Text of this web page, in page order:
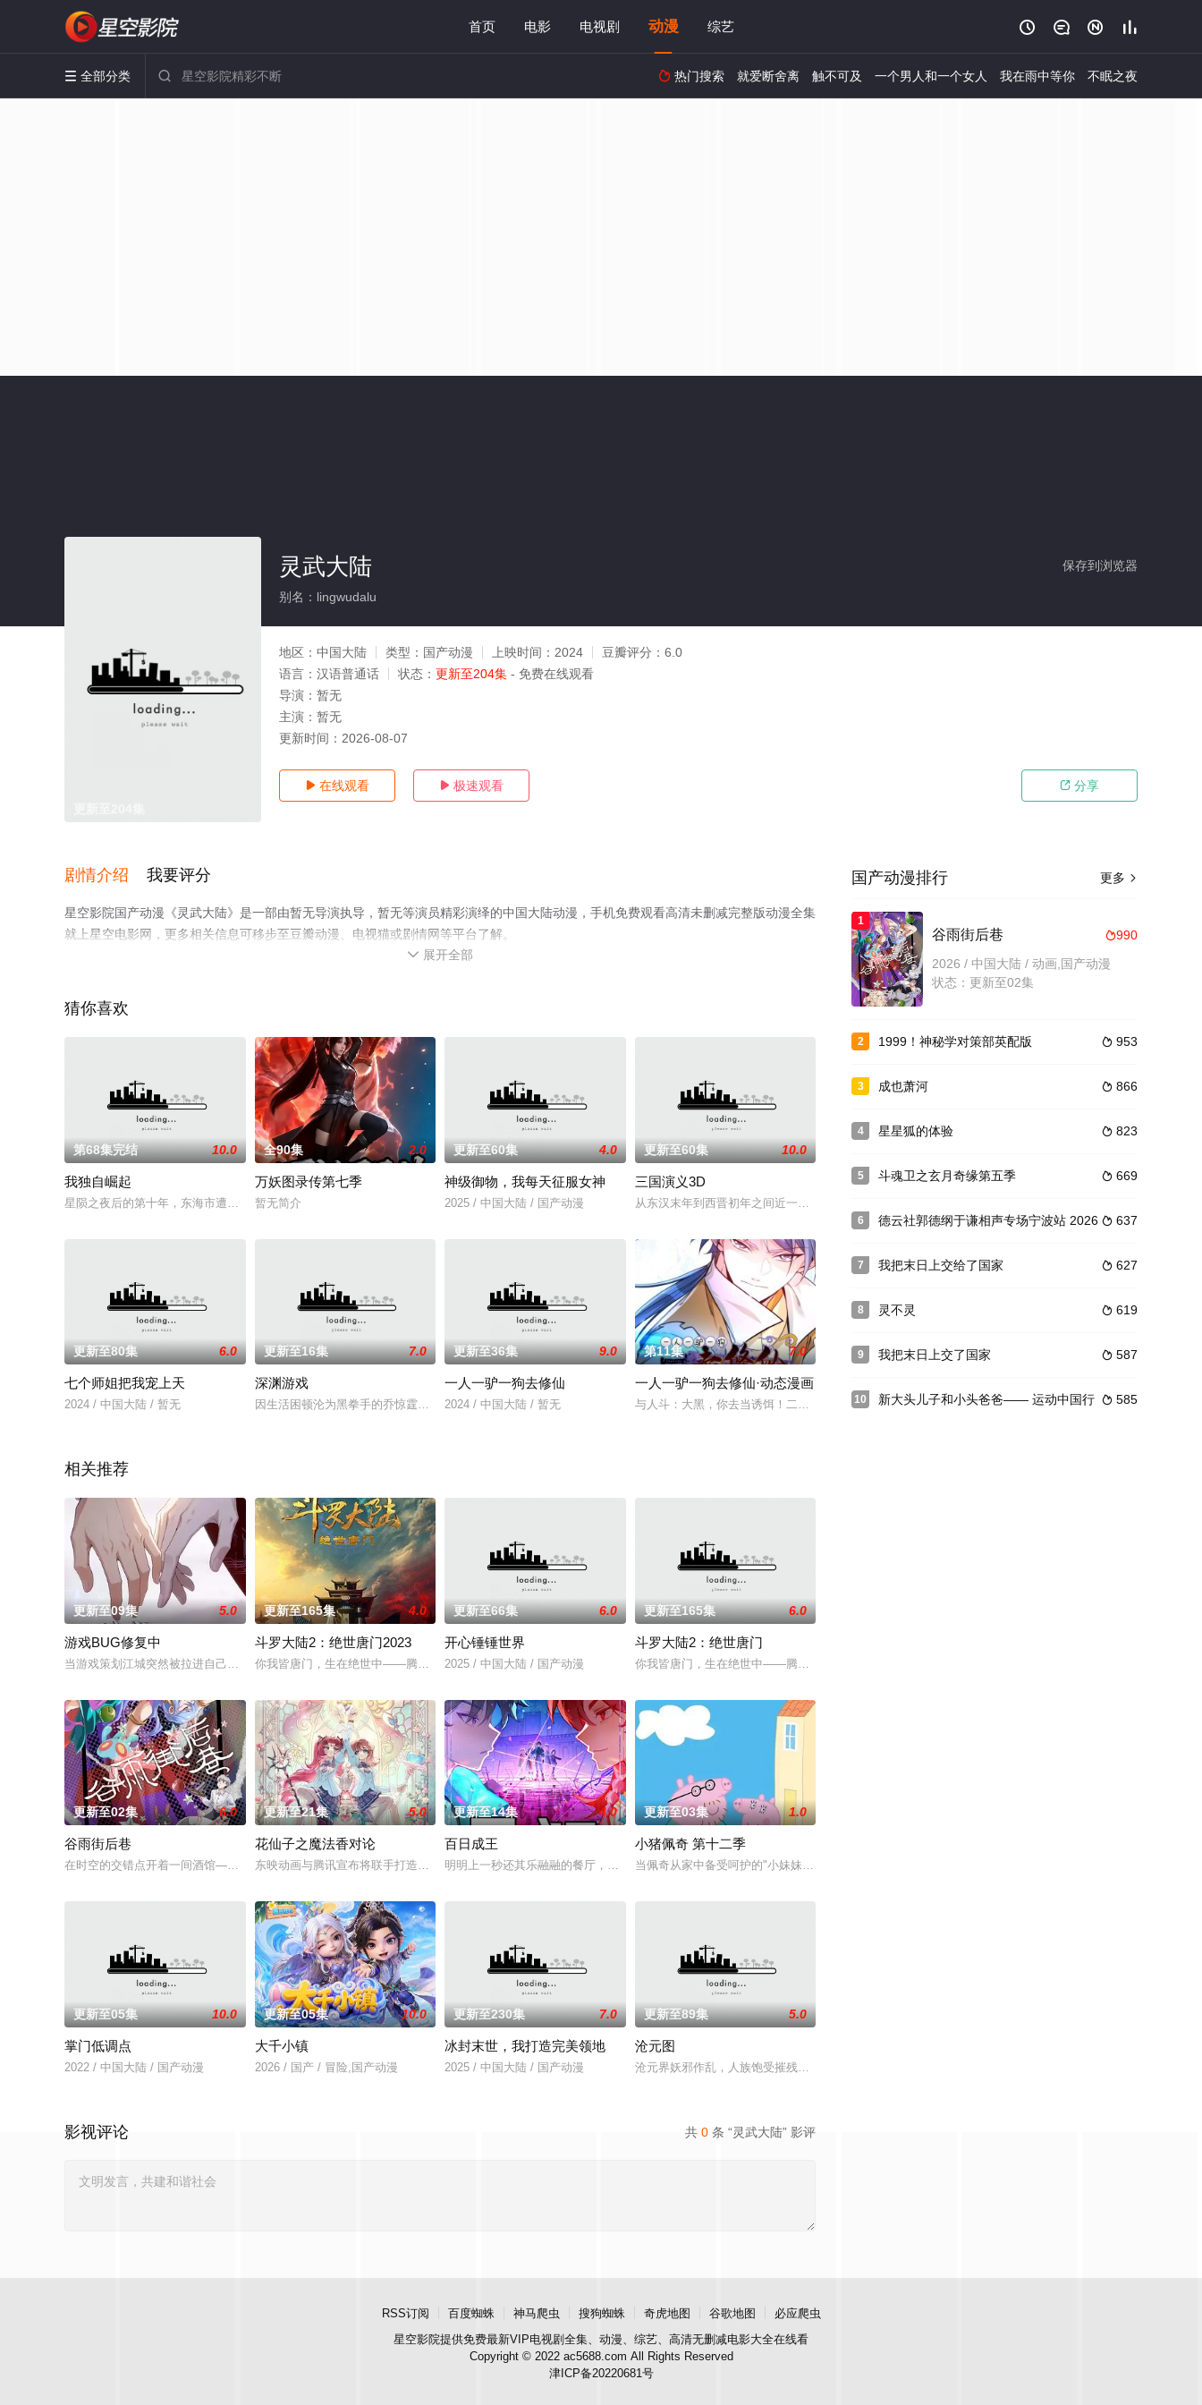
首页 电影 电视剧 动漫 综艺    
 全部分类   热门搜索 就爱断舍离 触不可及 一个男人和一个女人 我在雨中等你 不眠之夜
保存到浏览器
灵武大陆
别名：lingwudalu
地区： 中国大陆 类型： 国产动漫 上映时间： 2024 豆瓣评分： 6.0
语言： 汉语普通话 状态： 更新至204集 - 免费在线观看
导演： 暂无
主演： 暂无
更新时间： 2026-08-07
 在线观看  极速观看  分享
剧情介绍 我要评分
星空影院国产动漫《灵武大陆》是一部由暂无导演执导，暂无等演员精彩演绎的中国大陆动漫，手机免费观看高清未删减完整版动漫全集
就上星空电影网，更多相关信息可移步至豆瓣动漫、电视猫或剧情网等平台了解。
 展开全部
猜你喜欢
第68集完结 10.0
我独自崛起
星陨之夜后的第十年，东海市遭遇前所未有的兽潮，期间守卫者左辉因擅离职守而犯叛国罪，被判死刑，缓刑十年。八年后，背负着'叛
全90集 2.0
万妖图录传第七季
暂无简介
更新至60集 4.0
神级御物，我每天征服女神
2025 / 中国大陆 / 国产动漫
更新至60集 10.0
三国演义3D
从东汉末年到西晋初年之间近一百年的历史风云，以描写战争为主，反映了东汉末年的群雄割据混战和魏、蜀
更新至80集 6.0
七个师姐把我宠上天
2024 / 中国大陆 / 暂无
更新至16集 7.0
深渊游戏
因生活困顿沦为黑拳手的乔惊霆，在一场交通事故后醒来，发现自己来到一个陌生世界。这里科技远高于他的认知，让人仿佛置身未来，
更新至36集 9.0
一人一驴一狗去修仙
2024 / 中国大陆 / 暂无
第11集 7.0
一人一驴一狗去修仙·动态漫画
与人斗：大黑，你去当诱饵！二驴，你踹他屁股，我敲他后脑勺！与妖斗：大黑，五步倒三倍量！二驴，捆妖
相关推荐
更新至09集 5.0
游戏BUG修复中
当游戏策划江城突然被拉进自己精心打造的数字世界时，他原本以为能在这片熟悉的地方游刃有余。然而，令他震惊的是，游戏中强大无
更新至165集 4.0
斗罗大陆2：绝世唐门2023
你我皆唐门，生在绝世中——腾讯视频《斗罗大陆绝世唐门》动画正式启动！
更新至66集 6.0
开心锤锤世界
2025 / 中国大陆 / 国产动漫
更新至165集 6.0
斗罗大陆2：绝世唐门
你我皆唐门，生在绝世中——腾讯视频《斗罗大陆绝世唐门》动画正式启动！
更新至02集 6.0
谷雨街后巷
在时空的交错点开着一间酒馆——谷雨街后巷。 无论城市的角落，还是繁星坠落的荒漠， 穿过现实的迷宫，欢迎光临“谷雨街后巷”
更新至21集 5.0
花仙子之魔法香对论
东映动画与腾讯宣布将联手打造『花仙子』全新动画 新作将继承经典、结合潮流、呈现崭新的花仙子世界。
更新至14集 4.0
百日成王
明明上一秒还其乐融融的餐厅，下一秒竟然血流成河……明明是爱民如子的君王下一秒竟然变成嗜血凶兽……“明”失去了一切在乎的人
更新至03集 1.0
小猪佩奇 第十二季
当佩奇从家中备受呵护的"小妹妹"一跃成为肩负责任的"大姐姐"，而乔治从集万千宠爱
更新至05集 10.0
掌门低调点
2022 / 中国大陆 / 国产动漫
更新至05集 10.0
大千小镇
2026 / 国产 / 冒险,国产动漫
更新至230集 7.0
冰封末世，我打造完美领地
2025 / 中国大陆 / 国产动漫
更新至89集 5.0
沧元图
沧元界妖邪作乱，人族饱受摧残，主角孟川自小立下为母复仇的誓言，以镜湖道院为起点，凭借坚毅无畏的心
共 0 条 “灵武大陆” 影评
影视评论
更多 
国产动漫排行
1
990
谷雨街后巷
2026 / 中国大陆 / 动画,国产动漫
状态：更新至02集
2  953
1999！神秘学对策部英配版
3  866
成也萧河
4  823
星星狐的体验
5  669
斗魂卫之玄月奇缘第五季
6  637
德云社郭德纲于谦相声专场宁波站 2026
7  627
我把末日上交给了国家
8  619
灵不灵
9  587
我把末日上交了国家
10  585
新大头儿子和小头爸爸—— 运动中国行
RSS订阅 百度蜘蛛 神马爬虫 搜狗蜘蛛 奇虎地图 谷歌地图
必应爬虫
星空影院提供免费最新VIP电视剧全集、动漫、综艺、高清无删减电影大全在线看
Copyright © 2022 ac5688.com All Rights Reserved
津ICP备20220681号